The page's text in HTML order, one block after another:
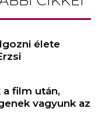
élete
film után,
vagyunk az